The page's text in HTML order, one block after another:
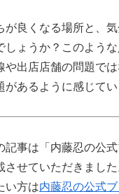
が良くなる場所と、
しょうか？このよう
や出店店舗の問題で
あるように感じてい
記事は「内藤忍の公
させていただきまし
い方は内藤忍の公式